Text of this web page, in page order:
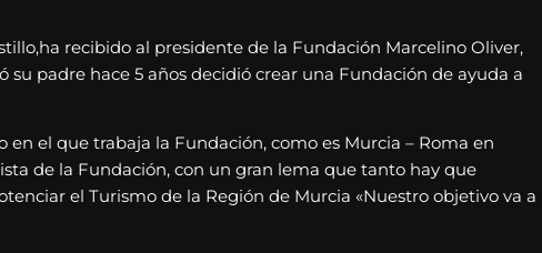
recibido al presidente de la Fundación Marcelino Oliver,
padre hace 5 años decidió crear una Fundación de ayuda a
el que trabaja la Fundación, como es Murcia – Roma en
de la Fundación, con un gran lema que tanto hay que
el Turismo de la Región de Murcia «Nuestro objetivo va a